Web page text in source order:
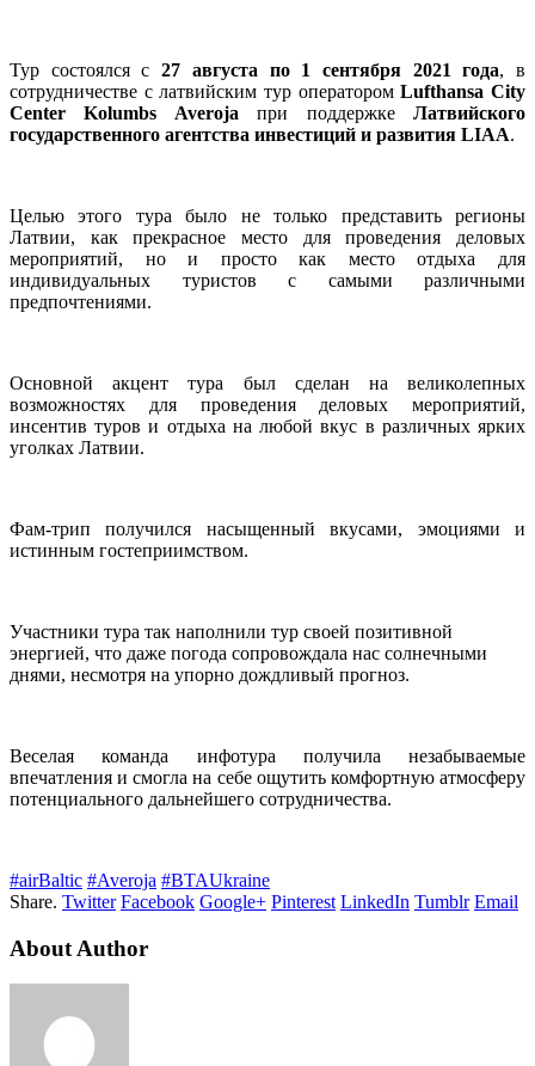
Тур состоялся с27 августа по 1 сентября 2021 года, в
сотрудничестве с латвийским тур операторомLufthansa City
Center Kolumbs Averoja при поддержкеЛатвийского
государственного агентства инвестиций и развития LIAA.
Целью этого тура было не только представить регионы
Латвии, как прекрасное место для проведения деловых
мероприятий, но и просто как место отдыха для
индивидуальных туристов с самыми различными
предпочтениями.
Основной акцент тура был сделан на великолепных
возможностях для проведения деловых мероприятий,
инсентив туров и отдыха на любой вкус в различных ярких
уголках Латвии.
Фам-трип получился насыщенный вкусами, эмоциями и
истинным гостеприимством.
Участники тура так наполнили тур своей позитивной
энергией, что даже погода сопровождала нас солнечными
днями, несмотря на упорно дождливый прогноз.
Веселая команда инфотура получила незабываемые
впечатления и смогла на себе ощутить комфортную атмосферу
потенциального дальнейшего сотрудничества.
#airBaltic #Averoja #BTAUkraine
Share. Twitter Facebook Google+ Pinterest LinkedIn Tumblr Email
About Author